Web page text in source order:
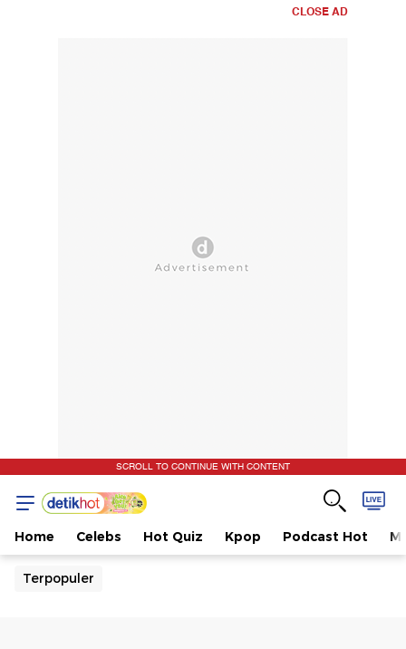
CLOSE AD
SCROLL TO CONTINUE WITH CONTENT
Home Celebs Hot Quiz Kpop Podcast Hot
Terpopuler